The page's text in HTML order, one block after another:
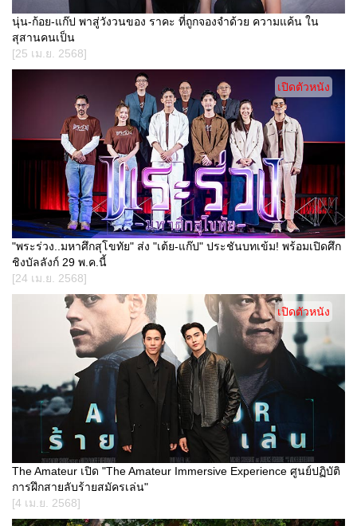
นุ่น-ก้อย-แก๊ป พาสู่วังวนของ ราคะ ที่ถูกจองจำด้วย ความแค้น ใน
สุสานคนเป็น
[25 เม.ย. 2568]
"พระร่วง..มหาศึกสุโขทัย" ส่ง "เต้ย-แก๊ป" ประชันบทเข้ม! พร้อมเปิดศึก
ชิงบัลลังก์ 29 พ.ค.นี้
[24 เม.ย. 2568]
เปิดตัวหนัง
The Amateur เปิด "The Amateur Immersive Experience ศูนย์ปฏิบัติ
การฝึกสายลับร้ายสมัครเล่น"
[4 เม.ย. 2568]
เปิดตัวหนัง